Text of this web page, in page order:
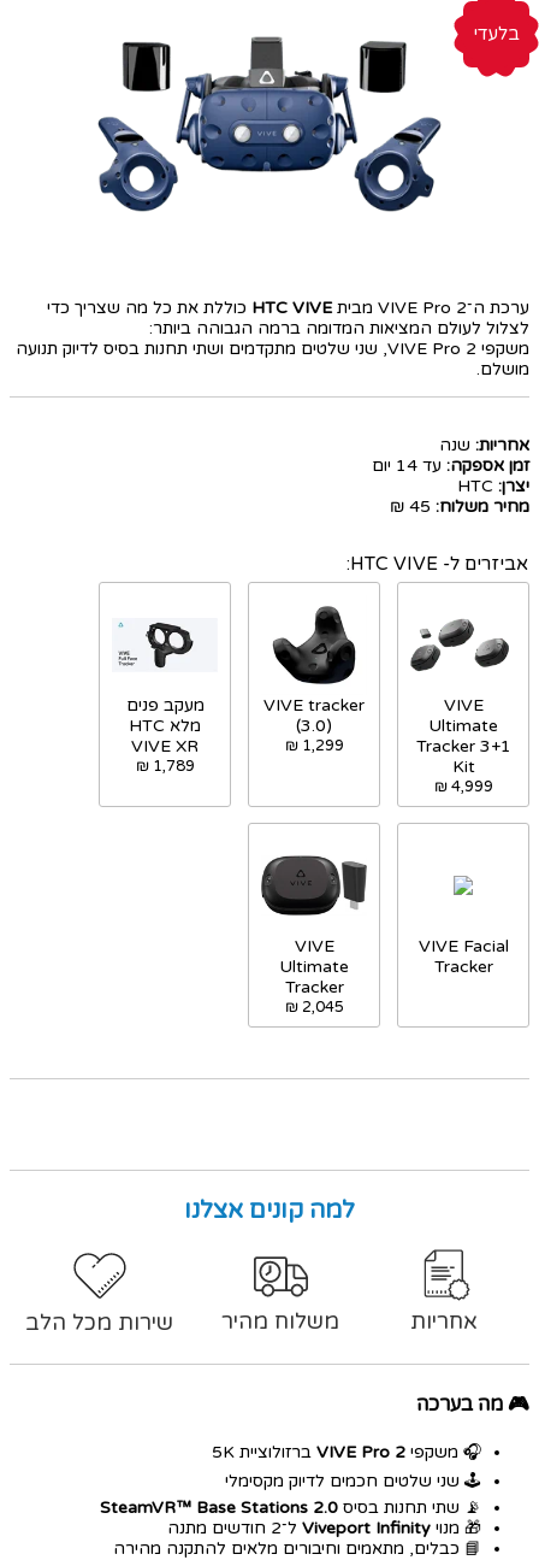
בלעדי
ערכת ה־VIVE Pro 2 מבית HTC VIVE כוללת את כל מה שצריך כדי
לצלול לעולם המציאות המדומה ברמה הגבוהה ביותר:
משקפי VIVE Pro 2, שני שלטים מתקדמים ושתי תחנות בסיס לדיוק תנועה
מושלם.
אחריות: שנה
זמן אספקה: עד 14 יום
יצרן: HTC
מחיר משלוח: 45 ₪
אביזרים ל- HTC VIVE:
VIVE
Ultimate
Tracker 3+1
Kit
4,999 ₪
VIVE tracker
(3.0)
1,299 ₪
מעקב פנים
מלא HTC
VIVE XR
1,789 ₪
VIVE Facial
Tracker
VIVE
Ultimate
Tracker
2,045 ₪
למה קונים אצלנו
אחריות משלוח מהיר שירות מכל הלב
🎮 מה בערכה
🎧 משקפי VIVE Pro 2 ברזולוציית 5K
🕹️ שני שלטים חכמים לדיוק מקסימלי
📡 שתי תחנות בסיס SteamVR™ Base Stations 2.0
🎁 מנוי Viveport Infinity ל־2 חודשים מתנה
📘 כבלים, מתאמים וחיבורים מלאים להתקנה מהירה